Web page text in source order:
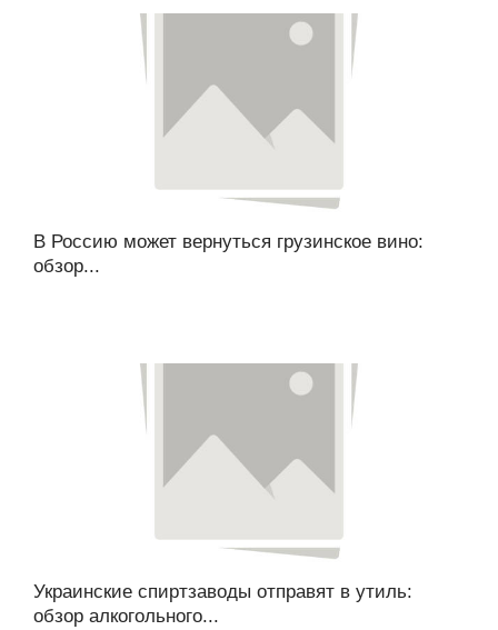
В Россию может вернуться грузинское вино:
обзор...
Украинские спиртзаводы отправят в утиль:
обзор алкогольного...